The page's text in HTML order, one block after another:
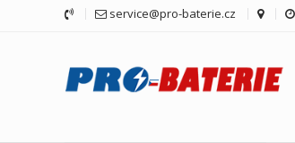
service@pro-baterie.cz